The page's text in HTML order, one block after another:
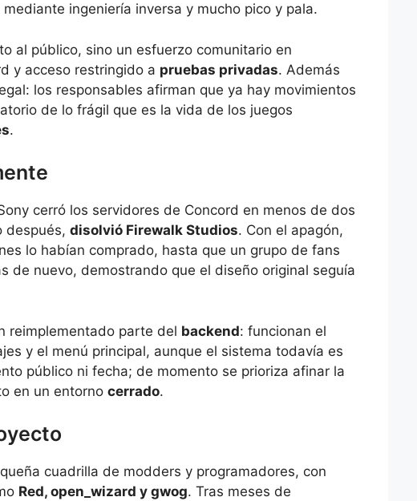
ingeniería inversa y mucho pico y pala.
al público, sino un esfuerzo comunitario en
y acceso restringido a pruebas privadas. Además
los responsables afirman que ya hay movimientos
de lo frágil que es la vida de los juegos
.
cerró los servidores de Concord en menos de dos
después, disolvió Firewalk Studios. Con el apagón,
lo habían comprado, hasta que un grupo de fans
de nuevo, demostrando que el diseño original seguía
reimplementado parte del backend: funcionan el
y el menú principal, aunque el sistema todavía es
público ni fecha; de momento se prioriza afinar la
en un entorno cerrado.
cuadrilla de modders y programadores, con
Red, open_wizard y gwog. Tras meses de